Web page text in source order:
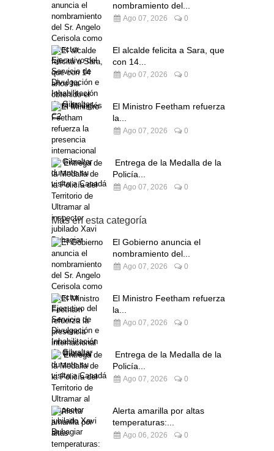
nombramiento del...
Ago 07, 2026 0
El alcalde felicita a Sara, que
con 14...
Ago 07, 2026 0
El Ministro Feetham refuerza
la...
Ago 07, 2026 0
Entrega de la Medalla de la
Policía...
Ago 07, 2026 0
Más en esta categoría
El Gobierno anuncia el
nombramiento del...
Ago 07, 2026 0
El Ministro Feetham refuerza
la...
Ago 07, 2026 0
Entrega de la Medalla de la
Policía...
Ago 07, 2026 0
Alerta amarilla por altas
temperaturas:...
Ago 06, 2026 0